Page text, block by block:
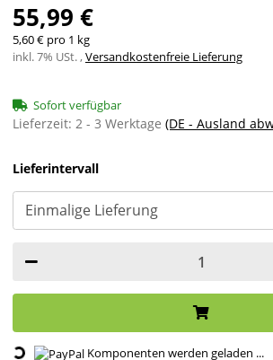
55,99 €
5,60 € pro 1 kg
inkl. 7% USt. ,Versandkostenfreie Lieferung
Sofort verfügbar
Lieferzeit: 2 - 3 Werktage (DE - Ausland
Lieferintervall
Loading... Komponenten werden geladen ...